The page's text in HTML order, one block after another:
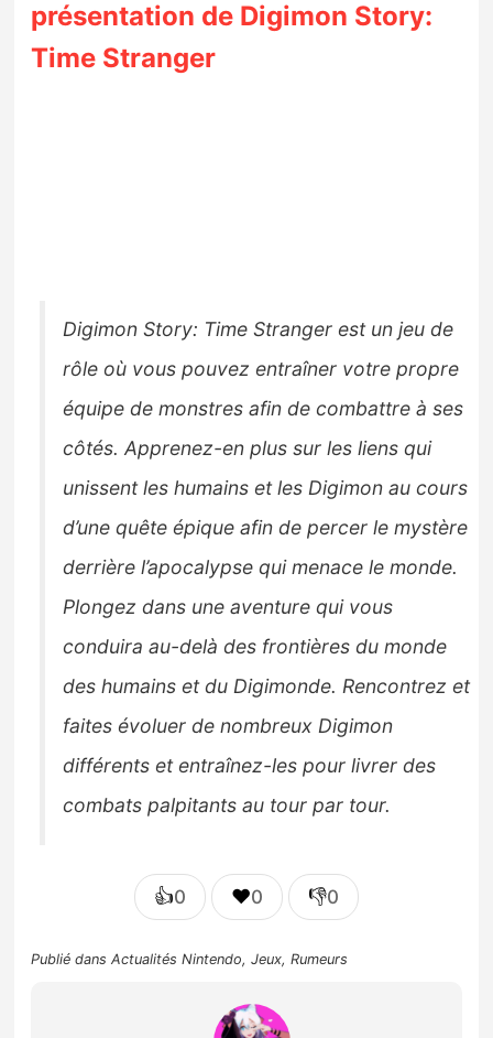
présentation de Digimon Story:
Time Stranger
Digimon Story: Time Stranger est un jeu de
rôle où vous pouvez entraîner votre propre
équipe de monstres afin de combattre à ses
côtés. Apprenez-en plus sur les liens qui
unissent les humains et les Digimon au cours
d’une quête épique afin de percer le mystère
derrière l’apocalypse qui menace le monde.
Plongez dans une aventure qui vous
conduira au-delà des frontières du monde
des humains et du Digimonde. Rencontrez et
faites évoluer de nombreux Digimon
différents et entraînez-les pour livrer des
combats palpitants au tour par tour.
👍0 ❤️0 👎0
Publié dansActualités Nintendo,Jeux,Rumeurs